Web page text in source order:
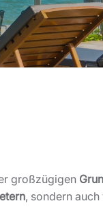
großzügigen
, sondern